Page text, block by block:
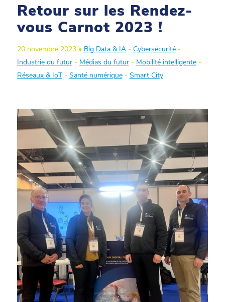
Retour sur les Rendez-
vous Carnot 2023 !
20 novembre 2023 • Big Data & IA- Cybersécurité-
Industrie du futur- Médias du futur- Mobilité intelligente-
Réseaux & IoT- Santé numérique- Smart City